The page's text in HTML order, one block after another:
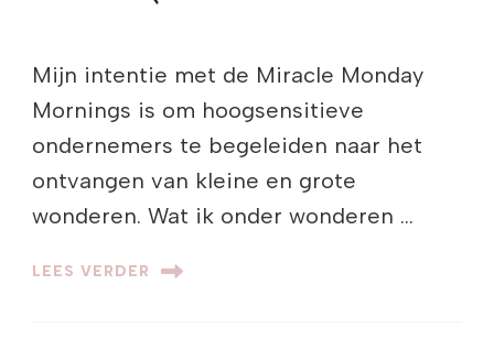
Mijn intentie met de Miracle Monday
Mornings is om hoogsensitieve
ondernemers te begeleiden naar het
ontvangen van kleine en grote
wonderen. Wat ik onder wonderen …
LEES VERDER